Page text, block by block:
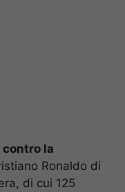
la
Ronaldo di
di cui 125